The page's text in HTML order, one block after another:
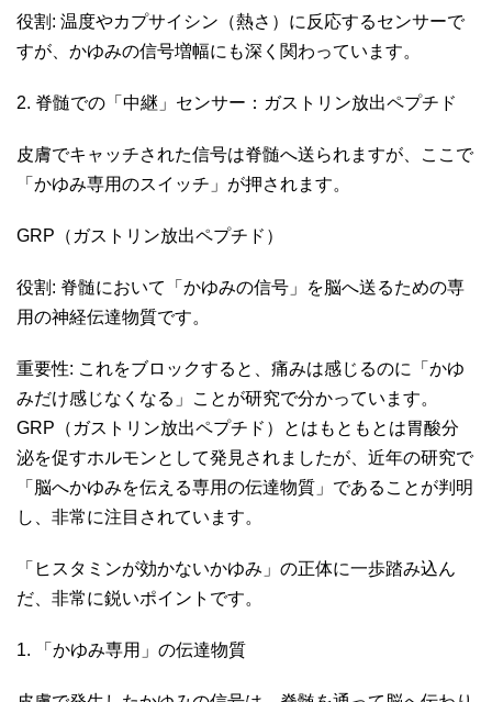
役割: 温度やカプサイシン（熱さ）に反応するセンサーで
すが、かゆみの信号増幅にも深く関わっています。
2. 脊髄での「中継」センサー：ガストリン放出ペプチド
皮膚でキャッチされた信号は脊髄へ送られますが、ここで
「かゆみ専用のスイッチ」が押されます。
GRP（ガストリン放出ペプチド）
役割: 脊髄において「かゆみの信号」を脳へ送るための専
用の神経伝達物質です。
重要性: これをブロックすると、痛みは感じるのに「かゆ
みだけ感じなくなる」ことが研究で分かっています。
GRP（ガストリン放出ペプチド）とはもともとは胃酸分
泌を促すホルモンとして発見されましたが、近年の研究で
「脳へかゆみを伝える専用の伝達物質」であることが判明
し、非常に注目されています。
「ヒスタミンが効かないかゆみ」の正体に一歩踏み込ん
だ、非常に鋭いポイントです。
1. 「かゆみ専用」の伝達物質